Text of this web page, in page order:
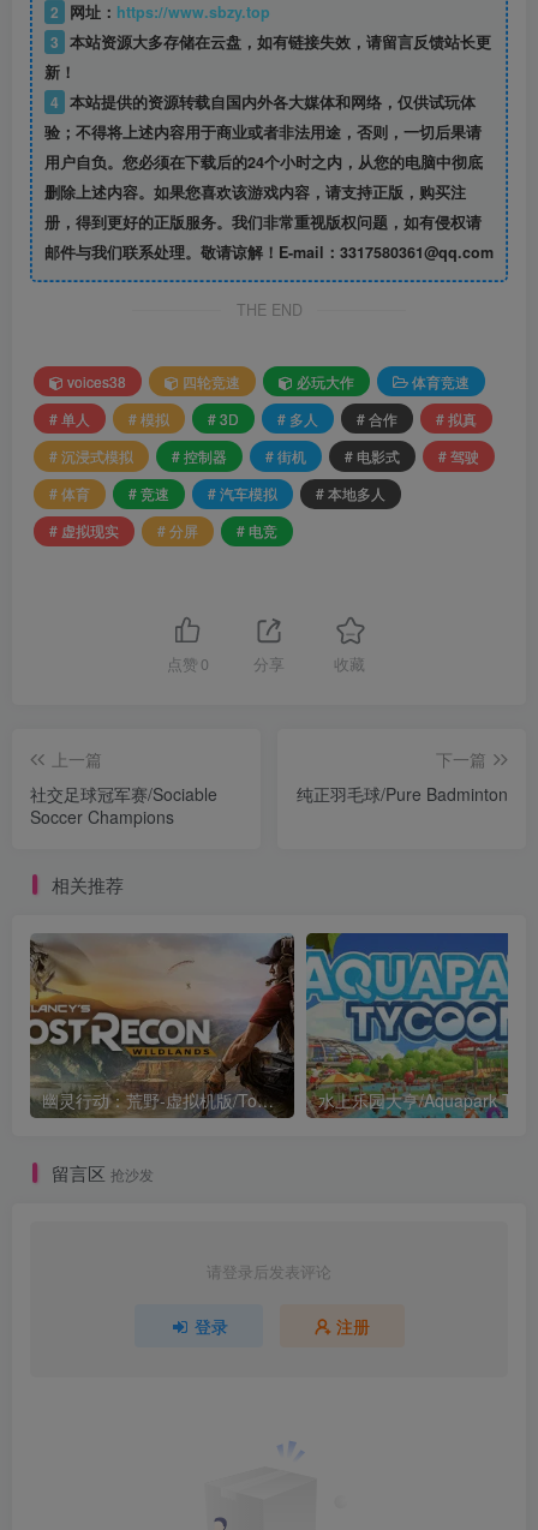
2
网址： https://www.sbzy.top
3 本站资源大多存储在云盘，如有链接失效，请留言反馈站长更
新！
4 本站提供的资源转载自国内外各大媒体和网络，仅供试玩体
验；不得将上述内容用于商业或者非法用途，否则，一切后果请
用户自负。您必须在下载后的24个小时之内，从您的电脑中彻底
删除上述内容。如果您喜欢该游戏内容，请支持正版，购买注
册，得到更好的正版服务。我们非常重视版权问题，如有侵权请
邮件与我们联系处理。敬请谅解！E-mail：3317580361@qq.com
THE END
voices38 四轮竞速 必玩大作
体育竞速
# 单人
# 模拟 # 3D # 多人 # 合作
# 拟真
# 沉浸式模拟
# 控制器 # 街机 # 电影式
# 驾驶
# 体育
# 竞速 # 汽车模拟
# 本地多人
# 虚拟现实
# 分屏 # 电竞
点赞 0 分享 收藏
上一篇
社交足球冠军赛/Sociable
Soccer Champions
下一篇
纯正羽毛球/Pure Badminton
相关推荐
幽灵行动：荒野-虚拟机版/Tom Clancy’s Ghost Recon Wildlands HYPERVISOR 水上乐园大亨/Aquapark
留言区 抢沙发
请登录后发表评论
登录 注册